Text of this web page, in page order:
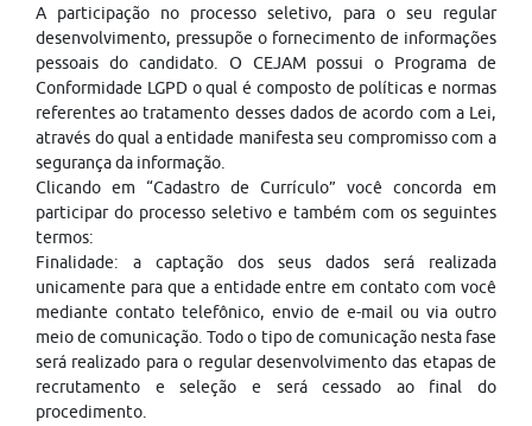
A participação no processo seletivo, para o seu regular
desenvolvimento, pressupõe o fornecimento de informações
pessoais do candidato. O CEJAM possui o Programa de
Conformidade LGPD o qual é composto de políticas e normas
referentes ao tratamento desses dados de acordo com a Lei,
através do qual a entidade manifesta seu compromisso com a
segurança da informação.
Clicando em “Cadastro de Currículo” você concorda em
participar do processo seletivo e também com os seguintes
termos:
Finalidade: a captação dos seus dados será realizada
unicamente para que a entidade entre em contato com você
mediante contato telefônico, envio de e-mail ou via outro
meio de comunicação. Todo o tipo de comunicação nesta fase
será realizado para o regular desenvolvimento das etapas de
recrutamento e seleção e será cessado ao final do
procedimento.